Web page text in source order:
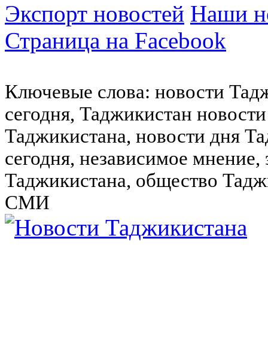
Экспорт новостей Наши
Страница на Facebook
Ключевые слова: новости
сегодня, Таджикистан
Таджикистана, новости дня
сегодня, независимое
Таджикистана, общество
СМИ